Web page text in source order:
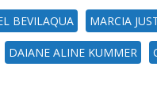
BEVILAQUA MARCIA
DAIANE ALINE KUMMER